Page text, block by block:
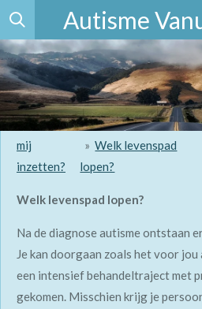
Ga
direct
naar
de
hoofdinhoud
Autisme
mij
inzetten?
» Welk levenspad
lopen?
Welk levenspad lopen?
Na de diagnose autisme ontstaan
Je kan doorgaan zoals het voor jou
een intensief behandeltraject met
gekomen. Misschien krijg je